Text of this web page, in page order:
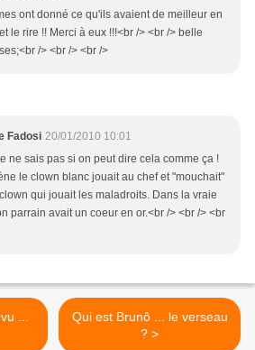
ont donné ce qu'ils avaient de meilleur en
le rire !! Merci à eux !!!<br /> <br /> belle
/> <br /> <br />
Fadosi 20/01/2010 10:01
ne sais pas si on peut dire cela comme ça !
le clown blanc jouait au chef et "mouchait"
qui jouait les maladroits. Dans la vraie
parrain avait un coeur en or.<br /> <br /> <br
...
Qui est Brunô ... le verseau
? >